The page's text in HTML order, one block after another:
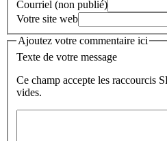
Courriel (non publié)
Votre site web
Ajoutez votre commentaire ici
Texte de votre message
Ce champ accepte les raccourcis
vides.